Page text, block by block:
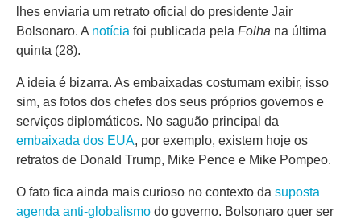
lhes enviaria um retrato oficial do presidente Jair
Bolsonaro. A notícia foi publicada pela Folha na última
quinta (28).
A ideia é bizarra. As embaixadas costumam exibir, isso
sim, as fotos dos chefes dos seus próprios governos e
serviços diplomáticos. No saguão principal da
embaixada dos EUA, por exemplo, existem hoje os
retratos de Donald Trump, Mike Pence e Mike Pompeo.
O fato fica ainda mais curioso no contexto da suposta
agenda anti-globalismo do governo. Bolsonaro quer ser